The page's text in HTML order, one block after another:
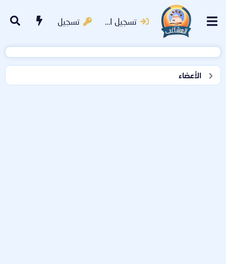
تسجيل الدخول تسجيل
الأعضاء